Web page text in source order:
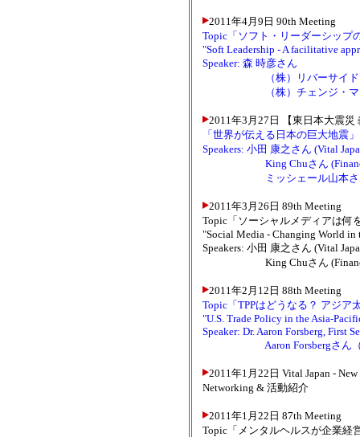
2011年4月9日 90th Meeting
Topic「ソフト・リーダーシップ
"Soft Leadership - A facilitative
Speaker: 森 時彦さん
（株）リバーサイド・パ
（株）チェンジ・マネジ
2011年3月27日 【東日本大震災
「世界が伝える日本の巨大地震」
Speakers: 小田 康之さん (Vital
King Chuさん (Finance &
ミッシェール山本さん（
2011年3月26日 89th Meeting
Topic「ソーシャルメディアは何
"Social Media - Changing World in
Speakers: 小田 康之さん (Vital
King Chuさん (Finance &
2011年2月12日 88th Meeting
Topic「TPPはどうなる？ アジア
"U.S. Trade Policy in the Asia-
Speaker: Dr. Aaron Forsberg, First
Aaron Forsbergさん（米
2011年1月22日 Vital Japan - New
Networking & 活動紹介
2011年1月22日 87th Meeting
Topic「メンタルヘルスが企業経